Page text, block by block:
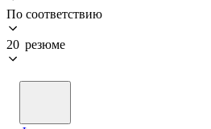
По соответствию
20 резюме